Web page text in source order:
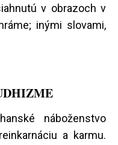
v obrazoch v
inými slovami,
náboženstvo
a karmu.